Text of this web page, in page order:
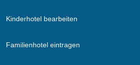
Kinderhotel bearbeiten
Familienhotel eintragen